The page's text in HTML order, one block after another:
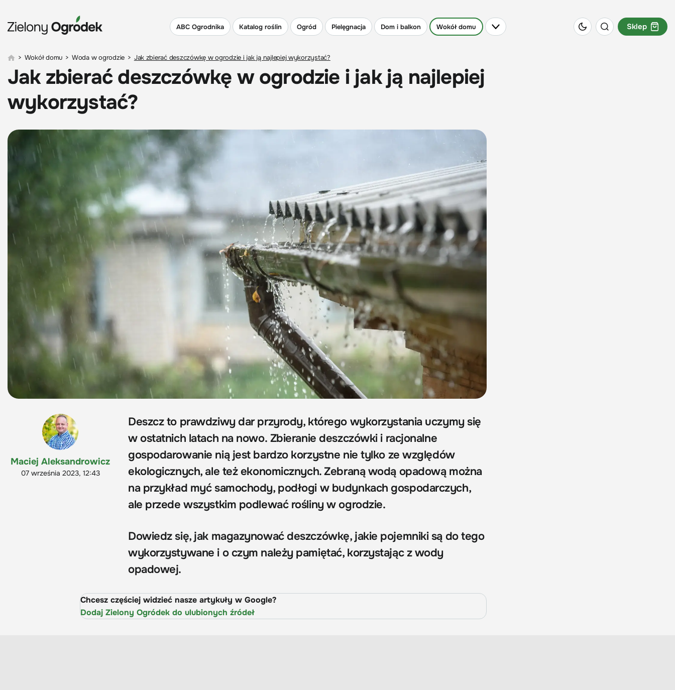
ABC Ogrodnika Katalog roślin Ogród Pielęgnacja Dom i balkon Wokół domu Sklep
> Wokół domu > Woda w ogrodzie > Jak zbierać deszczówkę w ogrodzie i jak ją najlepiej wykorzystać?
Jak zbierać deszczówkę w ogrodzie i jak ją najlepiej
wykorzystać?
Maciej Aleksandrowicz
07 września 2023, 12:43
Deszcz to prawdziwy dar przyrody, którego wykorzystania uczymy się
w ostatnich latach na nowo. Zbieranie deszczówki i racjonalne
gospodarowanie nią jest bardzo korzystne nie tylko ze względów
ekologicznych, ale też ekonomicznych. Zebraną wodą opadową można
na przykład myć samochody, podłogi w budynkach gospodarczych,
ale przede wszystkim podlewać rośliny w ogrodzie.
Dowiedz się, jak magazynować deszczówkę, jakie pojemniki są do tego
wykorzystywane i o czym należy pamiętać, korzystając z wody
opadowej.
Chcesz częściej widzieć nasze artykuły w Google?
Dodaj Zielony Ogródek do ulubionych źródeł